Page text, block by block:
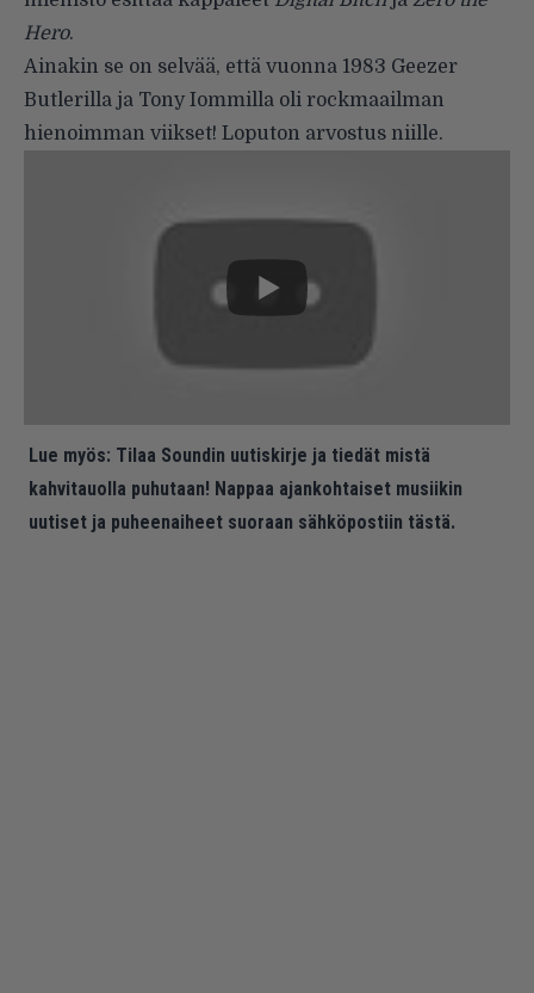
Hero.
Ainakin se on selvää, että vuonna 1983 Geezer
Butlerilla ja Tony Iommilla oli rockmaailman
hienoimman viikset! Loputon arvostus niille.
Lue myös: Tilaa Soundin uutiskirje ja tiedät mistä
kahvitauolla puhutaan! Nappaa ajankohtaiset musiikin
uutiset ja puheenaiheet suoraan sähköpostiin tästä.